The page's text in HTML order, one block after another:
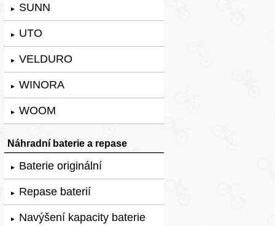
► SUNN
► UTO
► VELDURO
► WINORA
► WOOM
Náhradní baterie a repase
► Baterie originální
► Repase baterií
► Navýšení kapacity baterie